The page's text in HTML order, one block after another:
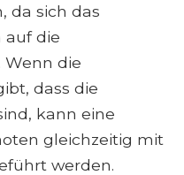
da sich das
auf die
die
dass die
kann eine
gleichzeitig mit
werden.